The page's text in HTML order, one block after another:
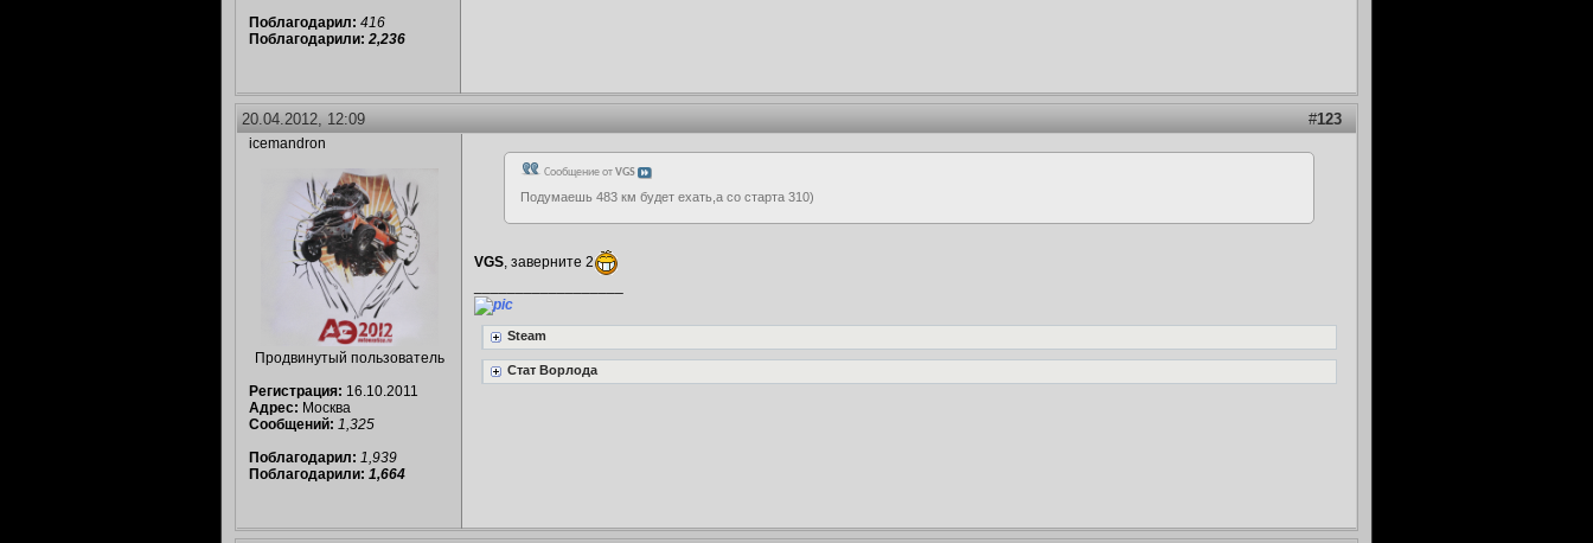
Поблагодарил: 416
Поблагодарили: 2,236
#123
20.04.2012, 12:09
icemandron
Продвинутый пользователь
Регистрация: 16.10.2011
Адрес: Москва
Сообщений: 1,325
Поблагодарил: 1,939
Поблагодарили: 1,664
Сообщение отVGS
Подумаешь 483 км будет ехать,а со старта 310)
VGS , заверните 2
Steam
Стат Ворлода